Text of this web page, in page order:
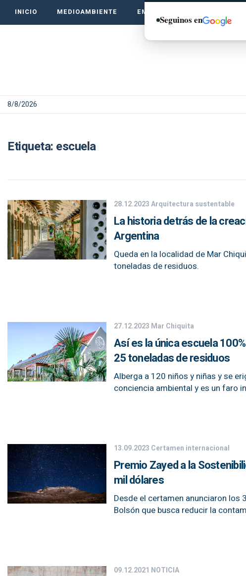
INICIO MEDIOAMBIENTE EMPRENDE VERDE
8/8/2026
Etiqueta: escuela
28.12.2023Arquitectura sustentable
La historia detrás de la
Argentina
Queda en la localidad de Mar
toneladas de residuos.
27.12.2023 Mar Chiquita
Así es la única escuela
25 toneladas de residuos
Alberga a 120 niños y niñas y se
conciencia ambiental y es un faro
13.09.2023 Certamen internacional
Premio Zayed a la
mil dólares
Desde el certamen anunciaron
Bolsón que busca reducir la
09.12.2021 NOTICIA
Seguinos en